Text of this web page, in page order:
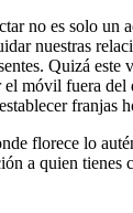
no es solo un
nuestras
Quizá este
el móvil fuera
franjas
florece lo
a quien tienes